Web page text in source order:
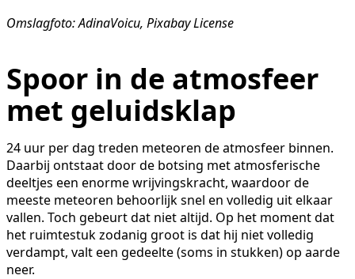
Omslagfoto: AdinaVoicu, Pixabay License
Spoor in de atmosfeer
met geluidsklap
24 uur per dag treden meteoren de atmosfeer binnen.
Daarbij ontstaat door de botsing met atmosferische
deeltjes een enorme wrijvingskracht, waardoor de
meeste meteoren behoorlijk snel en volledig uit elkaar
vallen. Toch gebeurt dat niet altijd. Op het moment dat
het ruimtestuk zodanig groot is dat hij niet volledig
verdampt, valt een gedeelte (soms in stukken) op aarde
neer.